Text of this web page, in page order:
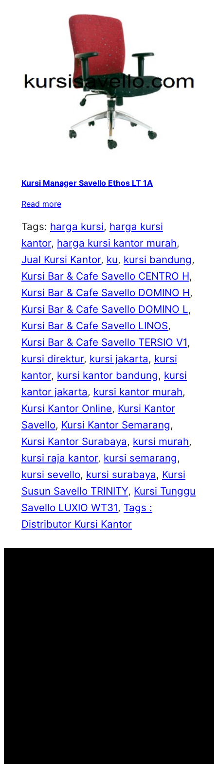
Kursi Manager Savello Ethos LT 1A
Read more
Tags: harga kursi, harga kursi
kantor, harga kursi kantor murah
Jual Kursi Kantor, ku, kursi bandung
Kursi Bar & Cafe Savello CENTRO H
Kursi Bar & Cafe Savello DOMINO H
Kursi Bar & Cafe Savello DOMINO L
Kursi Bar & Cafe Savello LINOS
Kursi Bar & Cafe Savello TERSIO V1
kursi direktur, kursi jakarta, kursi
kantor, kursi kantor bandung, kursi
kantor jakarta, kursi kantor murah
Kursi Kantor Online, Kursi Kantor
Savello, Kursi Kantor Semarang
Kursi Kantor Surabaya, kursi murah
kursi raja kantor, kursi semarang
kursi sevello, kursi surabaya, Kursi
Susun Savello TRINITY, Kursi Tunggu
Savello LUXIO WT31, Tags :
Distributor Kursi Kantor